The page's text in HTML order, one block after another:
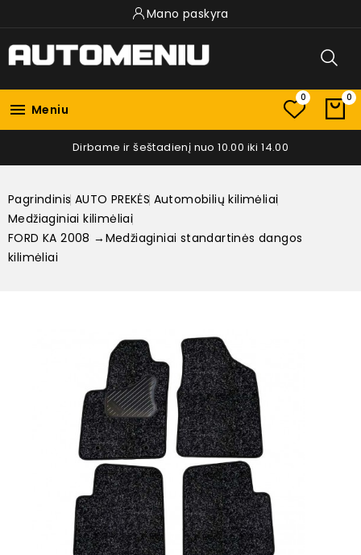
Mano paskyra
 Meniu
0 0
Dirbame ir šeštadienį nuo 10.00 iki 14.00
Pagrindinis AUTO PREKĖS Automobilių kilimėliai
Medžiaginiai kilimėliai
FORD KA 2008 →Medžiaginiai standartinės dangos
kilimėliai